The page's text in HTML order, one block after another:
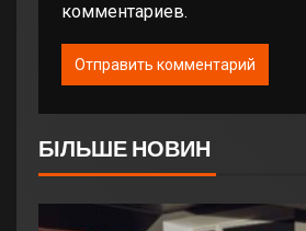
комментариев.
БІЛЬШЕ НОВИН